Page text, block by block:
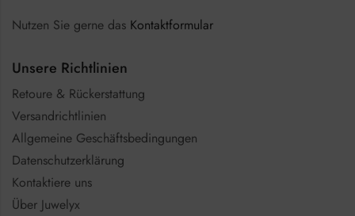
Nutzen Sie gerne das Kontaktformular
Unsere Richtlinien
Retoure & Rückerstattung
Versandrichtlinien
Allgemeine Geschäftsbedingungen
Datenschutzerklärung
Kontaktiere uns
Über Juwelyx